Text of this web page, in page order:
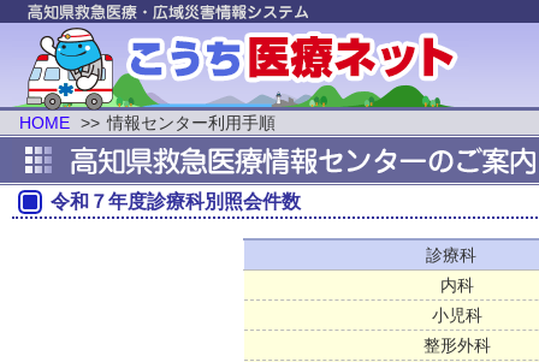
HOME >> 情報センター利用手順
令和７年度診療科別照会件数
診療科
内科
小児科
整形外科